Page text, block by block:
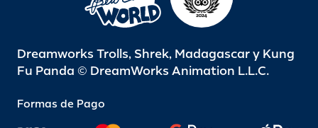
Dreamworks Trolls, Shrek, Madagascar y Kung
Fu Panda © DreamWorks Animation L.L.C.
Formas de Pago